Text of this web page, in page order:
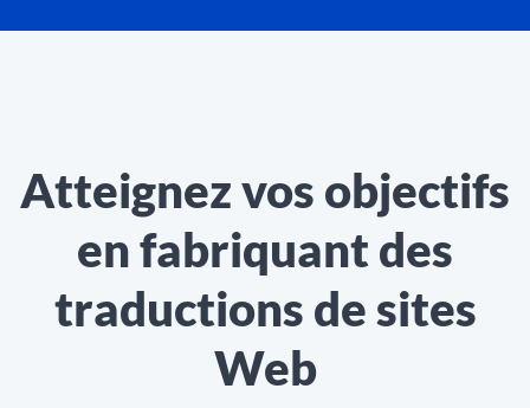
Atteignez vos objectifs
en fabriquant des
traductions de sites
Web